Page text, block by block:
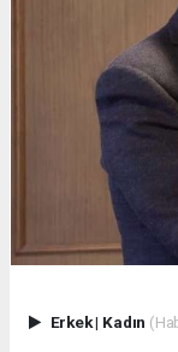
Erkek| Kadın